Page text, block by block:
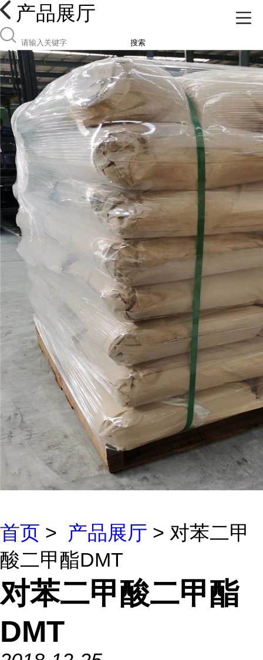
产品展厅
搜索
首页 > 产品展厅 > 对苯二甲
酸二甲酯DMT
对苯二甲酸二甲酯
DMT